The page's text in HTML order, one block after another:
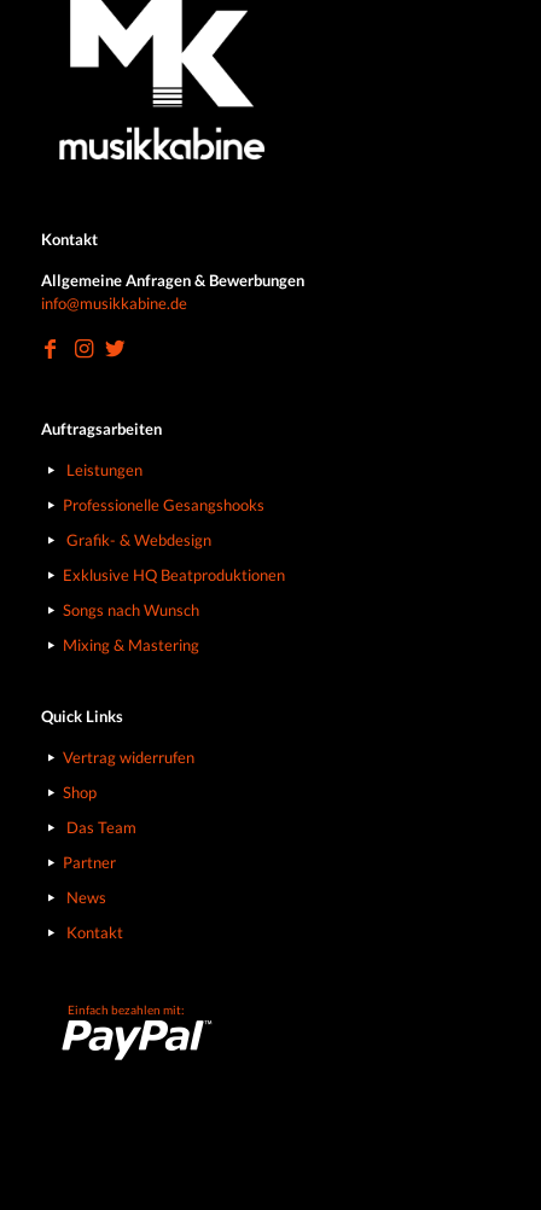
Kontakt
Allgemeine Anfragen & Bewerbungen
info@musikkabine.de
Auftragsarbeiten
Leistungen
Professionelle Gesangshooks
Grafik- & Webdesign
Exklusive HQ Beatproduktionen
Songs nach Wunsch
Mixing & Mastering
Quick Links
Vertrag widerrufen
Shop
Das Team
Partner
News
Kontakt
Einfach bezahlen mit: